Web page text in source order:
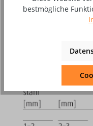
bis 3 mm, z. B.
beim Schweißen
bestmögliche